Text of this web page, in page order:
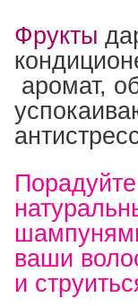
Фрукты
аромат,
ваши
и